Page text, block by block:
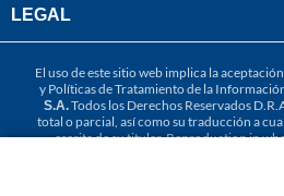
LEGAL
El uso de este sitio web implica la
y Políticas de Tratamiento de la
S.A.Todos los Derechos Reservados
total o parcial, así como su traducción a
escrita de su titular. Reproduction in